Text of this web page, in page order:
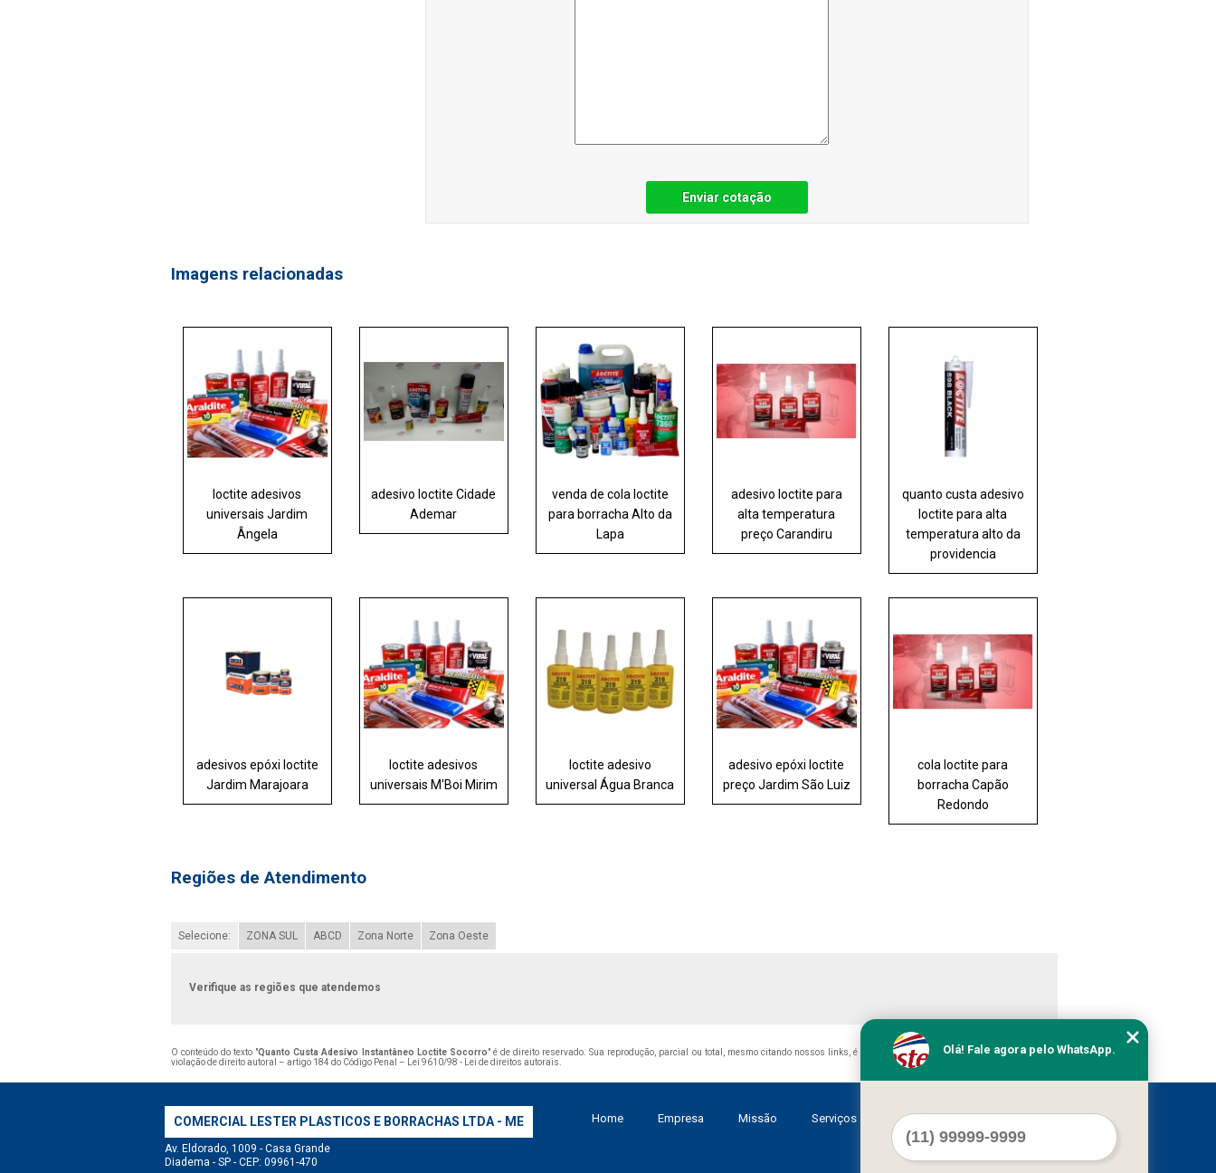
Enviar cotação
Imagens relacionadas
loctite adesivos
universais Jardim
Ângela
adesivo loctite Cidade
Ademar
venda de cola loctite
para borracha Alto da
Lapa
adesivo loctite para
alta temperatura
preço Carandiru
quanto custa adesivo
loctite para alta
temperatura alto da
providencia
adesivos epóxi loctite
Jardim Marajoara
loctite adesivos
universais M'Boi Mirim
loctite adesivo
universal Água Branca
adesivo epóxi loctite
preço Jardim São Luiz
cola loctite para
borracha Capão
Redondo
Regiões de Atendimento
Selecione: ZONA SUL ABCD Zona Norte Zona Oeste
Verifique as regiões que atendemos
O conteúdo do texto "Quanto Custa Adesivo Instantâneo Loctite Socorro" é de direito reservado. Sua reprodução, parcial ou total, mesmo citando nossos links, é proibida sem a autorização do autor. Crime de
violação de direito autoral – artigo 184 do Código Penal –
Lei 9610/98 - Lei de direitos autorais
COMERCIAL LESTER PLASTICOS E BORRACHAS LTDA - ME
Av. Eldorado, 1009 - Casa Grande
Diadema - SP - CEP: 09961-470
Home Empresa Missão Serviços Contato Mapa do site
Olá! Fale agora pelo WhatsApp.